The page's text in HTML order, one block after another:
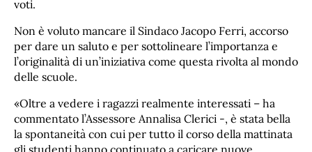
voti.
Non è voluto mancare il Sindaco Jacopo Ferri, accorso
per dare un saluto e per sottolineare l’importanza e
l’originalità di un’iniziativa come questa rivolta al mondo
delle scuole.
«Oltre a vedere i ragazzi realmente interessati – ha
commentato l’Assessore Annalisa Clerici -, è stata bella
la spontaneità con cui per tutto il corso della mattinata
gli studenti hanno continuato a caricare nuove